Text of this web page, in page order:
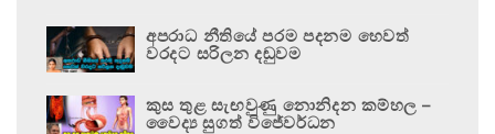
අපරාධ නීතියේ පරම පදනම හෙවත්
වරදට සරිලන දඬුවම
කුස තුළ සැඟවුණු නොනිදන කම්හල –
වෛද්‍ය සුගත් විජේවර්ධන